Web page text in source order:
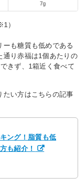
7g
）
も糖質も低めである
通り赤福は1個あたりの
きず、1箱近く食べて
たい方はこちらの記事
ング！脂質も低
も紹介！